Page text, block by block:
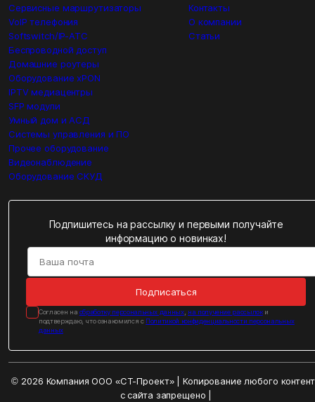
Сервисные маршрутизаторы
VoIP телефония
Softswitch/IP-ATC
Беспроводной доступ
Домашние роутеры
Оборудование xPON
IPTV медиацентры
SFP модули
Умный дом и АСД
Системы управления и ПО
Прочее оборудование
Видеонаблюдение
Оборудование СКУД
Контакты
О компании
Статьи
Подпишитесь на рассылку и первыми получайте
информацию о новинках!
Подписаться
Cогласен на обработку персональных данных, на получение рассылоки
подтверждаю, что ознакомился с Политикой конфиденциальности персональных
данных
© 2026 Компания ООО «СТ-Проект» | Копирование любого
с сайта запрещено |